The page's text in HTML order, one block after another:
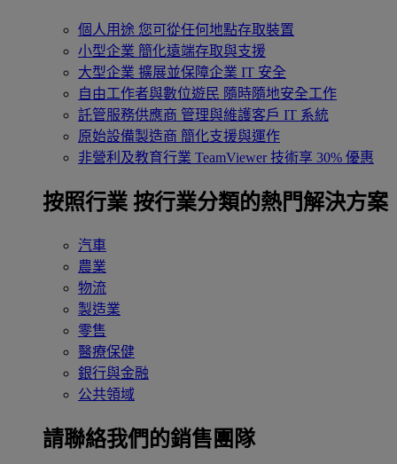
個人用途 您可從任何地點存取裝置
小型企業 簡化遠端存取與支援
大型企業 擴展並保障企業 IT 安全
自由工作者與數位遊民 隨時隨地安全工作
託管服務供應商 管理與維護客戶 IT 系統
原始設備製造商 簡化支援與運作
非營利及教育行業 TeamViewer 技術享 30% 優惠
按照行業 按行業分類的熱門解決方案
汽車
農業
物流
製造業
零售
醫療保健
銀行與金融
公共領域
請聯絡我們的銷售團隊